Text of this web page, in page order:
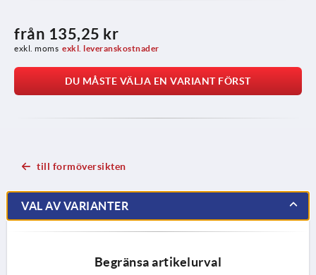
från 135,25 kr
exkl. moms exkl. leveranskostnader
DU MÅSTE VÄLJA EN VARIANT FÖRST
till formöversikten
VAL AV VARIANTER
Begränsa artikelurval